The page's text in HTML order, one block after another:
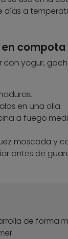
a
en compota
yogur,
en una olla.
a fuego
moscada y
antes de
de forma